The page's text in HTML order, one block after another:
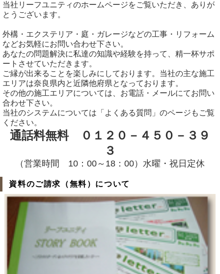
当社リーフユニティのホームページをご覧いただき、ありが
とうございます。
外構・エクステリア・庭・ガレージなどの工事・リフォーム
などお気軽にお問い合わせ下さい。
あなたの問題解決に私達の知識や経験を持って、精一杯サポ
ートさせていただきます。
ご縁が出来ることを楽しみにしております。当社の主な施工
エリアは奈良県内と近隣他府県となっております。
その他の施工エリアについては、お電話・メールにてお問い
合わせ下さい。
当社のシステムについては「よくある質問」のページもご覧
ください。
通話料無料 ０１２０－４５０－３９
３
（営業時間 10：00～18：00）水曜・祝日定休
資料のご請求（無料）について